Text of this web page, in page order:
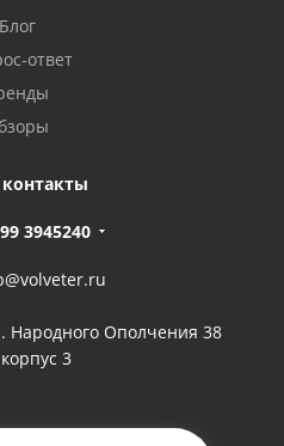
Блог
ответ
3945240
Народного Ополчения 38
корпус 3